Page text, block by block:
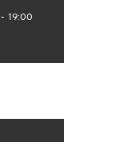
- 19:00